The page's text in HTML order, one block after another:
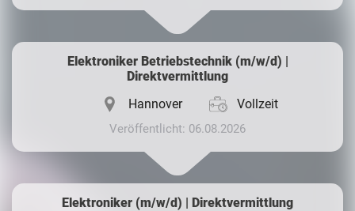
Elektroniker Betriebstechnik (m/w/d) |
Direktvermittlung
Hannover
Vollzeit
Veröffentlicht: 06.08.2026
Elektroniker (m/w/d) | Direktvermittlung